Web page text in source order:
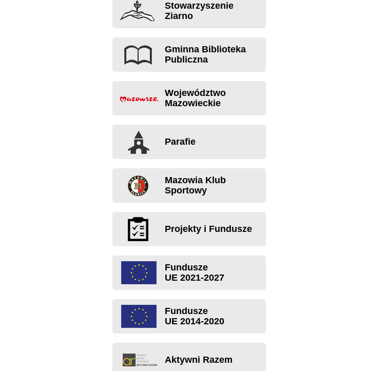
Stowarzyszenie
Ziarno
Gminna Biblioteka
Publiczna
Województwo
Mazowieckie
Parafie
Mazowia Klub
Sportowy
Projekty i Fundusze
Fundusze
UE 2021-2027
Fundusze
UE 2014-2020
Aktywni Razem